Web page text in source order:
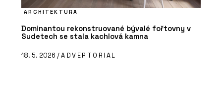
ARCHITEKTURA
Dominantou rekonstruované bývalé fořtovny v
Sudetech se stala kachlová kamna
18. 5. 2026 /ADVERTORIAL